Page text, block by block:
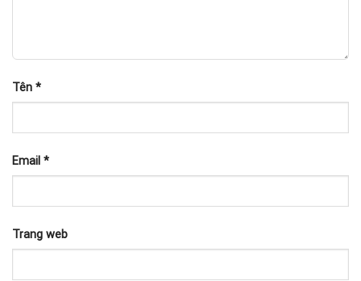
Tên *
Email *
Trang web